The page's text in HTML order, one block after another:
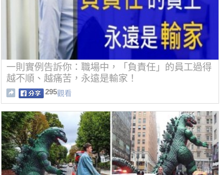
一則實例告訴你：職場中，「負責任」的員工過得
越不順、越痛苦，永遠是輸家！
295觀看